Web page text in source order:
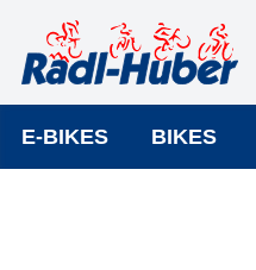
E-BIKES BIKES